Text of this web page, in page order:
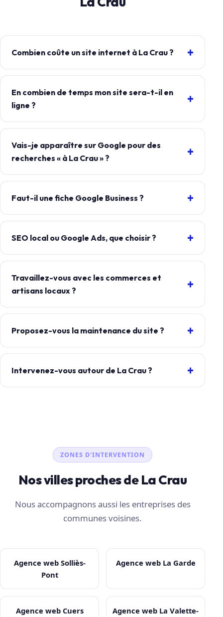
Combien coûte un site internet à La Crau ?
En combien de temps mon site sera-t-il en
ligne ?
Vais-je apparaître sur Google pour des
recherches « à La Crau » ?
Faut-il une fiche Google Business ?
SEO local ou Google Ads, que choisir ?
Travaillez-vous avec les commerces et
artisans locaux ?
Proposez-vous la maintenance du site ?
Intervenez-vous autour de La Crau ?
ZONES D'INTERVENTION
Nos villes proches de La Crau
Nous accompagnons aussi les entreprises des
communes voisines.
Agence web Solliès-
Pont
Agence web La Garde
Agence web Cuers
Agence web La Valette-